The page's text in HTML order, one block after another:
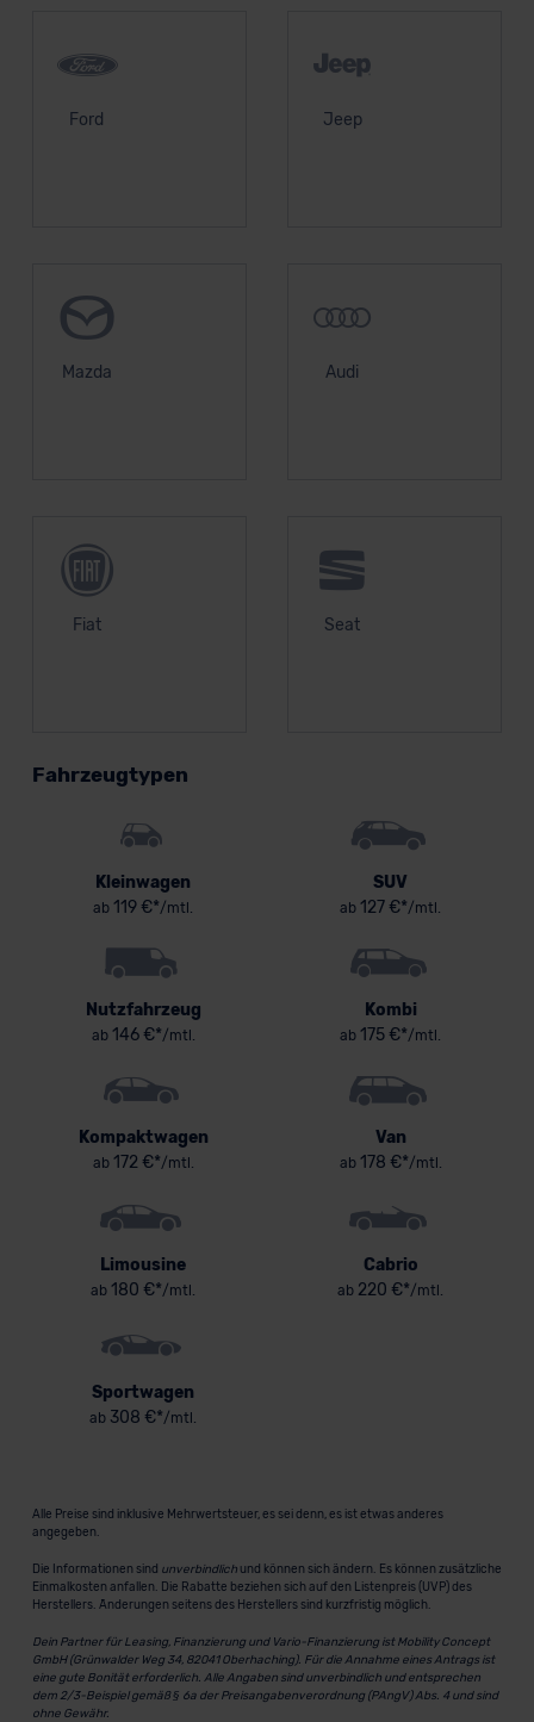
Ford Jeep
Mazda Audi
Fiat Seat
Fahrzeugtypen
Kleinwagen
ab 119 €*/mtl.
SUV
ab 127 €*/mtl.
Nutzfahrzeug
ab146 €*/mtl.
Kombi
ab 175 €*/mtl.
Kompaktwagen
ab172 €*/mtl.
Van
ab178 €*/mtl.
Limousine
ab 180 €*/mtl.
Cabrio
ab 220 €*/mtl.
Sportwagen
ab 308 €*/mtl.
Alle Preise sind inklusive Mehrwertsteuer, es sei denn, es ist etwas anderes
angegeben.
Die Informationen sind unverbindlichund können sich ändern. Es können zusätzliche
Einmalkosten anfallen. Die Rabatte beziehen sich auf den Listenpreis (UVP) des
Herstellers. Änderungen seitens des Herstellers sind kurzfristig möglich.
Dein Partner für Leasing, Finanzierung und Vario-Finanzierung ist Mobility Concept
GmbH (Grünwalder Weg 34, 82041 Oberhaching). Für die Annahme eines Antrags ist
eine gute Bonität erforderlich. Alle Angaben sind unverbindlich und entsprechen
dem 2/3-Beispiel gemäß § 6a der Preisangabenverordnung (PAngV) Abs. 4 und sind
ohne Gewähr.